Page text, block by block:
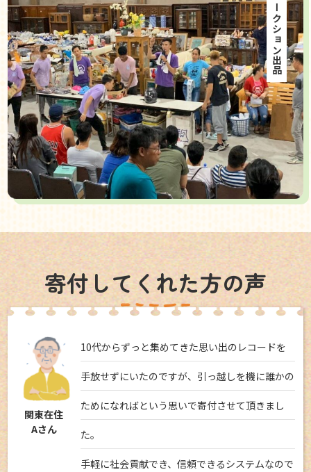
海外オークション出品
寄付してくれた方の声
関東在住
Aさん
10代からずっと集めてきた思い出のレコードを
手放せずにいたのですが、引っ越しを機に誰かの
ためになればという思いで寄付させて頂きまし
た。
手軽に社会貢献でき、信頼できるシステムなので